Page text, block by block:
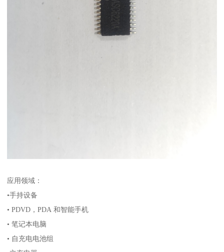
应用领域：
•手持设备
• PDVD，PDA 和智能手机
• 笔记本电脑
• 自充电电池组